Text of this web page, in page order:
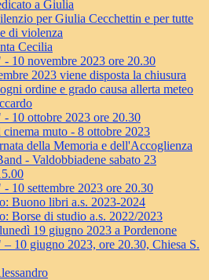
a Giulia
per Giulia Cecchettin e per tutte
di violenza
Cecilia
10 novembre 2023 ore 20.30
2023 viene disposta la chiusura
ordine e grado causa allerta meteo
10 ottobre 2023 ore 20.30
muto - 8 ottobre 2023
della Memoria e dell'Accoglienza
- Valdobbiadene sabato 23
10 settembre 2023 ore 20.30
Buono libri a.s. 2023-2024
Borse di studio a.s. 2022/2023
19 giugno 2023 a Pordenone
10 giugno 2023, ore 20.30, Chiesa S.